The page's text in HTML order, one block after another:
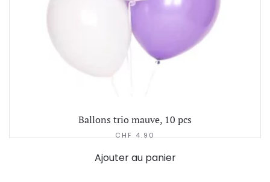
Ballons trio mauve, 10 pcs
CHF 4.90
Ajouter au panier